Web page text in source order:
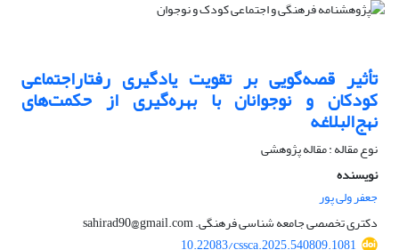
تأثیر قصه‌گویی بر تقویت یادگیری رفتاراجتماعی
کودکان و نوجوانان با بهره‌گیری از حکمت‌های
نهج‌البلاغه
نوع مقاله : مقاله پژوهشی
نویسنده
جعفر ولی پور
دکتری تخصصی جامعه شناسی فرهنگی. sahirad90@gmail.com